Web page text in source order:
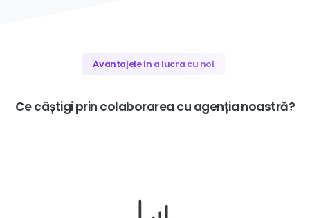
Avantajele in a lucra cu noi
Cecâștigiprin colaborarea cu agențianoastră?